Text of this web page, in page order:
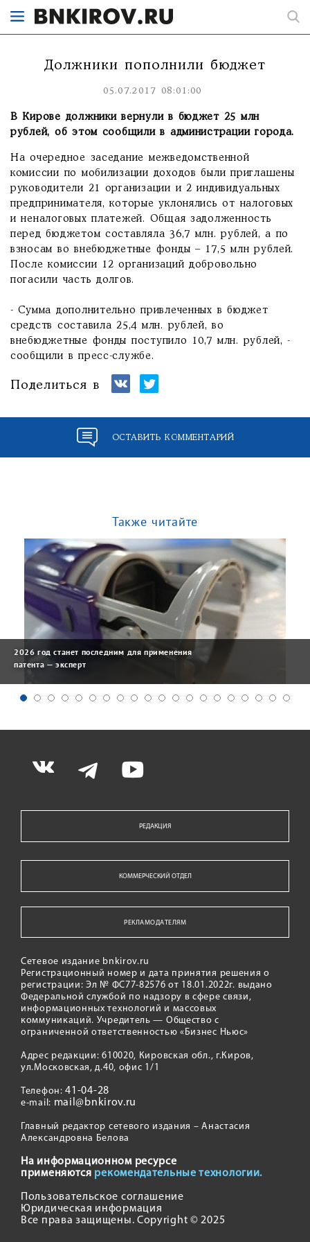
Должники пополнили бюджет
05.07.2017 08:01:00
В Кирове должники вернули в бюджет 25 млн
рублей, об этом сообщили в администрации города.
На очередное заседание межведомственной
комиссии по мобилизации доходов были приглашены
руководители 21 организации и 2 индивидуальных
предпринимателя, которые уклонялись от налоговых
и неналоговых платежей. Общая задолженность
перед бюджетом составляла 36,7 млн. рублей, а по
взносам во внебюджетные фонды – 17,5 млн рублей.
После комиссии 12 организаций добровольно
погасили часть долгов.
- Сумма дополнительно привлеченных в бюджет
средств составила 25,4 млн. рублей, во
внебюджетные фонды поступило 10,7 млн. рублей, -
сообщили в пресс-службе.
Поделиться в
ОСТАВИТЬ КОММЕНТАРИЙ
Также читайте
2026 год станет последним для применения
патента — эксперт
РЕДАКЦИЯ
КОММЕРЧЕСКИЙ ОТДЕЛ
РЕКЛАМОДАТЕЛЯМ
Сетевое издание bnkirov.ru
Регистрационный номер и дата принятия решения о
регистрации: Эл № ФС77-82576 от 18.01.2022г. выдано
Федеральной службой по надзору в сфере связи,
информационных технологий и массовых
коммуникаций. Учредитель — Общество с
ограниченной ответственностью «Бизнес Ньюс»
Адрес редакции: 610020, Кировская обл., г.Киров,
ул.Московская, д.40, офис 1/1
Телефон:41-04-28
e-mail: mail@bnkirov.ru
Главный редактор сетевого издания – Анастасия
Александровна Белова
На информационном ресурсе
применяются рекомендательные технологии.
Пользовательское соглашение
Юридическая информация
Все права защищены. Copyright © 2025